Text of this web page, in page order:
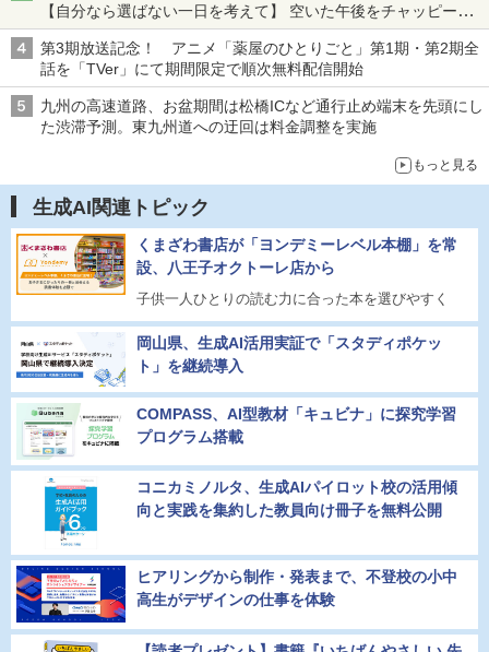
【自分なら選ばない一日を考えて】 空いた午後をチャッピーに
捧げたら、思わぬ絶景に出会った話
第3期放送記念！ アニメ「薬屋のひとりごと」第1期・第2期全
話を「TVer」にて期間限定で順次無料配信開始
九州の高速道路、お盆期間は松橋ICなど通行止め端末を先頭にし
た渋滞予測。東九州道への迂回は料金調整を実施
もっと見る
生成AI関連トピック
くまざわ書店が「ヨンデミーレベル本棚」を常
設、八王子オクトーレ店から
子供一人ひとりの読む力に合った本を選びやすく
岡山県、生成AI活用実証で「スタディポケッ
ト」を継続導入
COMPASS、AI型教材「キュビナ」に探究学習
プログラム搭載
コニカミノルタ、生成AIパイロット校の活用傾
向と実践を集約した教員向け冊子を無料公開
ヒアリングから制作・発表まで、不登校の小中
高生がデザインの仕事を体験